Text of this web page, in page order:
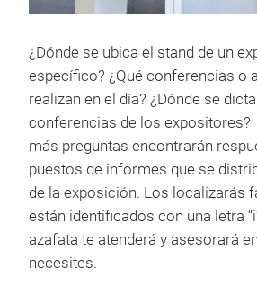
¿Dónde se ubica el stand de un
específico? ¿Qué conferencias o
realizan en el día? ¿Dónde se
conferencias de los expositores?
más preguntas encontrarán
puestos de informes que se
de la exposición. Los localizarás
están identificados con una letra
azafata te atenderá y asesorará
necesites.